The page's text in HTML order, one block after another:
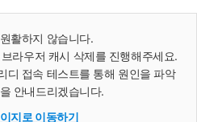
활하지 않습니다.
라우저 캐시 삭제를 진행해주세요.
디 접속 테스트를 통해 원인을 파악
안내드리겠습니다.
지로 이동하기